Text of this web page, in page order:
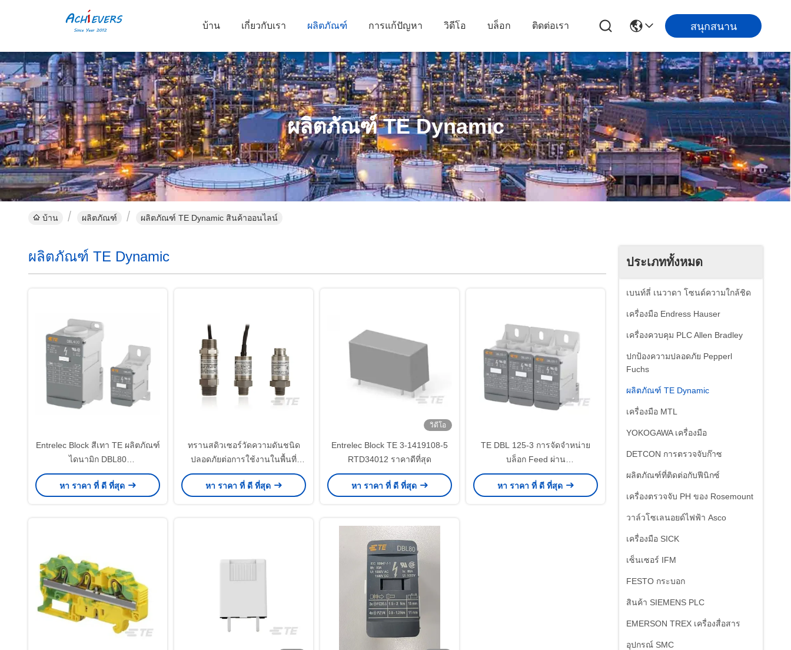
บ้าน เกี่ยวกับเรา ผลิตภัณฑ์ การแก้ปัญหา วิดีโอ บล็อก ติดต่อเรา สนุกสนาน
ผลิตภัณฑ์ TE Dynamic
บ้าน ผลิตภัณฑ์ ผลิตภัณฑ์ TE Dynamic สินค้าออนไลน์
ประเภททั้งหมด
เบนท์ลี่ เนวาดา โซนด์ความใกล้ชิด
เครื่องมือ Endress Hauser
เครื่องควบคุม PLC Allen Bradley
ปกป้องความปลอดภัย Pepperl
Fuchs
ผลิตภัณฑ์ TE Dynamic
เครื่องมือ MTL
YOKOGAWA เครื่องมือ
DETCON การตรวจจับก๊าซ
ผลิตภัณฑ์ที่ติดต่อกับฟีนิกซ์
เครื่องตรวจจับ PH ของ Rosemount
วาล์วโซเลนอยด์ไฟฟ้า Asco
เครื่องมือ SICK
เซ็นเซอร์ IFM
FESTO กระบอก
สินค้า SIEMENS PLC
EMERSON TREX เครื่องสื่อสาร
อุปกรณ์ SMC
ผลิตภัณฑ์ TE Dynamic
Entrelec Block สีเทา TE ผลิตภัณฑ์
ไดนามิก DBL80
1SNL308010R0000 DIN รถไฟฟ้า
หา ราคา ที่ ดี ที่สุด
ทรานสดิวเซอร์วัดความดันชนิด
ปลอดภัยต่อการใช้งานในพื้นที่
อันตราย AST4400 TE
หา ราคา ที่ ดี ที่สุด
วิดีโอ
Entrelec Block TE 3-1419108-5
RTD34012 ราคาดีที่สุด
หา ราคา ที่ ดี ที่สุด
TE DBL 125-3 การจัดจําหน่าย
บล็อก Feed ผ่าน
1SNL312530R0000
หา ราคา ที่ ดี ที่สุด